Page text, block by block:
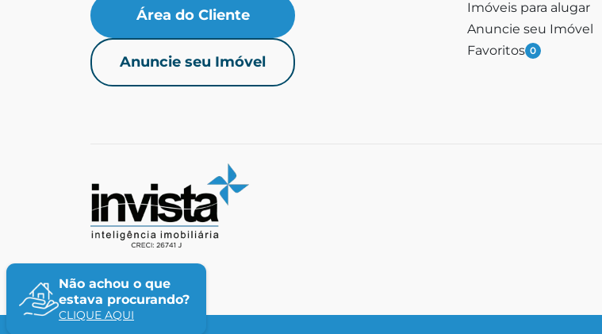
Área do Cliente
Anuncie seu Imóvel
Imóveis para alugar
Anuncie seu Imóvel
Favoritos 0
Não achou o que
estava procurando?
CLIQUE AQUI